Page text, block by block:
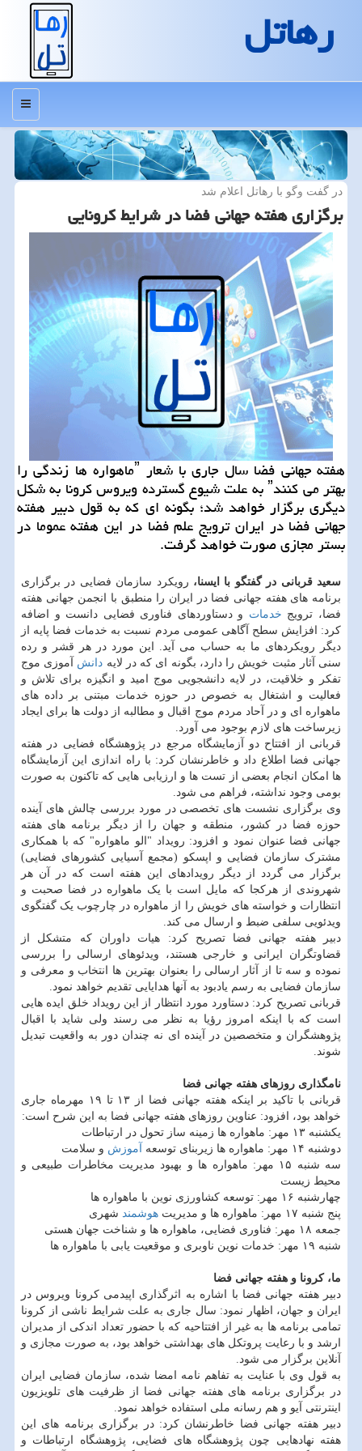
رهاتل
منو
در گفت وگو با رهاتل اعلام شد
برگزاری هفته جهانی فضا در شرایط كرونایی
هفته جهانی فضا سال جاری با شعار ˮماهواره ها زندگی را
بهتر می كنندˮ به علت شیوع گسترده ویروس كرونا به شكل
دیگری برگزار خواهد شد؛ بگونه ای كه به قول دبیر هفته
جهانی فضا در ایران ترویج علم فضا در این هفته عموما در
بستر مجازی صورت خواهد گرفت.
سعید قربانی در گفتگو با ایسنا، رویکرد سازمان فضایی در برگزاری
برنامه های هفته جهانی فضا در ایران را منطبق با انجمن جهانی هفته
فضا، ترویج خدمات و دستاوردهای فناوری فضایی دانست و اضافه
کرد: افزایش سطح آگاهی عمومی مردم نسبت به خدمات فضا پایه از
دیگر رویکردهای ما به حساب می آید. این مورد در هر قشر و رده
سنی آثار مثبت خویش را دارد، بگونه ای که در لایه دانش آموزی موج
تفکر و خلاقیت، در لایه دانشجویی موج امید و انگیزه برای تلاش و
فعالیت و اشتغال به خصوص در حوزه خدمات مبتنی بر داده های
ماهواره ای و در آحاد مردم موج اقبال و مطالبه از دولت ها برای ایجاد
زیرساخت های لازم بوجود می آورد.
قربانی از افتتاح دو آزمایشگاه مرجع در پژوهشگاه فضایی در هفته
جهانی فضا اطلاع داد و خاطرنشان کرد: با راه اندازی این آزمایشگاه
ها امکان انجام بعضی از تست ها و ارزیابی هایی که تاکنون به صورت
بومی وجود نداشته، فراهم می شود.
وی برگزاری نشست های تخصصی در مورد بررسی چالش های آینده
حوزه فضا در کشور، منطقه و جهان را از دیگر برنامه های هفته
جهانی فضا عنوان نمود و افزود: رویداد "الو ماهواره" که با همکاری
مشترک سازمان فضایی و اپسکو (مجمع آسیایی کشورهای فضایی)
برگزار می گردد از دیگر رویدادهای این هفته است که در آن هر
شهروندی از هرکجا که مایل است با یک ماهواره در فضا صحبت و
انتظارات و خواسته های خویش را از ماهواره در چارچوب یک گفتگوی
ویدئویی سلفی ضبط و ارسال می کند.
دبیر هفته جهانی فضا تصریح کرد: هیات داوران که متشکل از
قضاوتگران ایرانی و خارجی هستند، ویدئوهای ارسالی را بررسی
نموده و سه تا از آثار ارسالی را بعنوان بهترین ها انتخاب و معرفی و
سازمان فضایی به رسم یادبود به آنها هدایایی تقدیم خواهد نمود.
قربانی تصریح کرد: دستاورد مورد انتظار از این رویداد خلق ایده هایی
است که با اینکه امروز رؤیا به نظر می رسند ولی شاید با اقبال
پژوهشگران و متخصصین در آینده ای نه چندان دور به واقعیت تبدیل
شوند.
نامگذاری روزهای هفته جهانی فضا
قربانی با تاکید بر اینکه هفته جهانی فضا از ۱۳ تا ۱۹ مهرماه جاری
خواهد بود، افزود: عناوین روزهای هفته جهانی فضا به این شرح است:
یکشنبه ۱۳ مهر: ماهواره ها زمینه ساز تحول در ارتباطات
دوشنبه ۱۴ مهر: ماهواره ها زیربنای توسعه
آموزش و سلامت
سه شنبه ۱۵ مهر: ماهواره ها و بهبود مدیریت مخاطرات طبیعی و
محیط زیست
چهارشنبه ۱۶ مهر: توسعه کشاورزی نوین با ماهواره ها
پنج شنبه ۱۷ مهر: ماهواره ها و مدیریت
هوشمند شهری
جمعه ۱۸ مهر: فناوری فضایی، ماهواره ها و شناخت جهان هستی
شنبه ۱۹ مهر: خدمات نوین ناوبری و موقعیت یابی با ماهواره ها
ما، کرونا و هفته جهانی فضا
دبیر هفته جهانی فضا با اشاره به اثرگذاری اپیدمی کرونا ویروس در
ایران و جهان، اظهار نمود: سال جاری به علت شرایط ناشی از کرونا
تمامی برنامه ها به غیر از افتتاحیه که با حضور تعداد اندکی از مدیران
ارشد و با رعایت پروتکل های بهداشتی خواهد بود، به صورت مجازی و
آنلاین برگزار می شود.
به قول وی با عنایت به تفاهم نامه امضا شده، سازمان فضایی ایران
در برگزاری برنامه های هفته جهانی فضا از ظرفیت های تلویزیون
اینترنتی آیو و هم رسانه ملی استفاده خواهد نمود.
دبیر هفته جهانی فضا خاطرنشان کرد: در برگزاری برنامه های این
هفته نهادهایی چون پژوهشگاه های فضایی، پژوهشگاه ارتباطات و